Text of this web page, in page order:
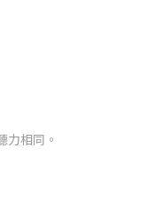
力相同。